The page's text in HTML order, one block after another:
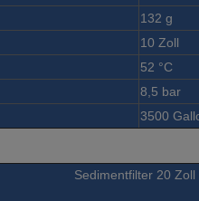
132 g
10 Zoll
52 °C
8,5 bar
3500
Sedimentfilter 20 Zoll